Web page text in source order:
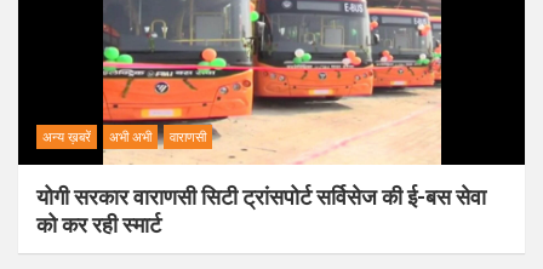
अन्य ख़बरें अभी अभी वाराणसी
योगी सरकार वाराणसी सिटी ट्रांसपोर्ट सर्विसेज की ई-बस सेवा
को कर रही स्मार्ट